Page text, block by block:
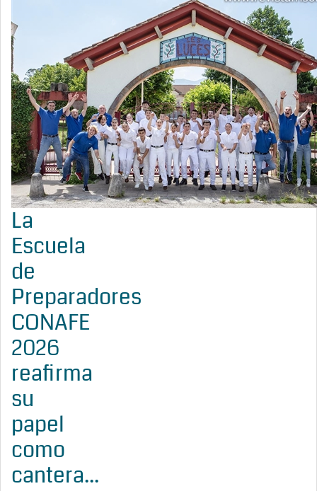
La
Escuela
de
Preparadores
CONAFE
2026
reafirma
su
papel
como
cantera...